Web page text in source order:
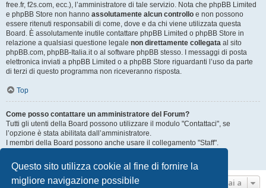
Questo sito utilizza cookie al fine di fornire la
migliore navigazione possibile
free.fr, f2s.com, ecc.), l’amministratore di tale servizio. Nota che phpBB Limited
e phpBB Store non hanno assolutamente alcun controllo e non possono
essere ritenuti responsabili di come, dove e da chi viene utilizzata questa
Board. È assolutamente inutile contattare phpBB Limited o phpBB Store in
relazione a qualsiasi questione legale non direttamente collegata al sito
phpBB.com, phpBB-Italia.it o al software phpBB stesso. I messaggi di posta
elettronica inviati a phpBB Limited o a phpBB Store riguardanti l’uso da parte
di terzi di questo programma non riceveranno risposta.
Top
Come posso contattare un amministratore del Forum?
Tutti gli utenti della Board possono utilizzare il modulo "Contattaci", se
l’opzione è stata abilitata dall’amministratore.
I membri della Board possono anche usare il collegamento "Staff".
Top
Vai a